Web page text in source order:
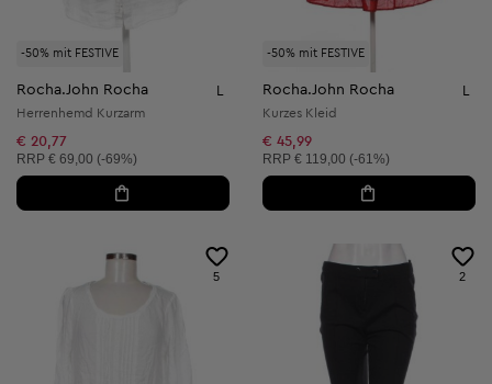
-50% mit FESTIVE
Rocha.John Rocha
Herrenhemd Kurzarm
€ 20,77
Unverbindliche Preisempfehlung:
RRP € 69,00 (-69%)
-50% mit FESTIVE
Rocha.John Rocha
Kurzes Kleid
€ 45,99
Unverbindliche Preisempfehlung:
RRP € 119,00 (-61%)
5 2